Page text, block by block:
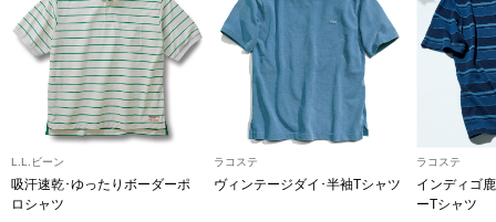
集
すべて見る
ア
和装小物
その他
L.L.ビーン
吸汗速乾･ゆったりボーダーポ
ロシャツ
ラコステ
ヴィンテージダイ･半袖Tシャツ
ラコステ
インディゴ
ーTシャツ